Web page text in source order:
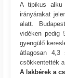
A tipikus alku
irányárakat
alatt.
vidéken pedig
gyengülő
átlagosan 4,3
csökkentették
A lakbérek a